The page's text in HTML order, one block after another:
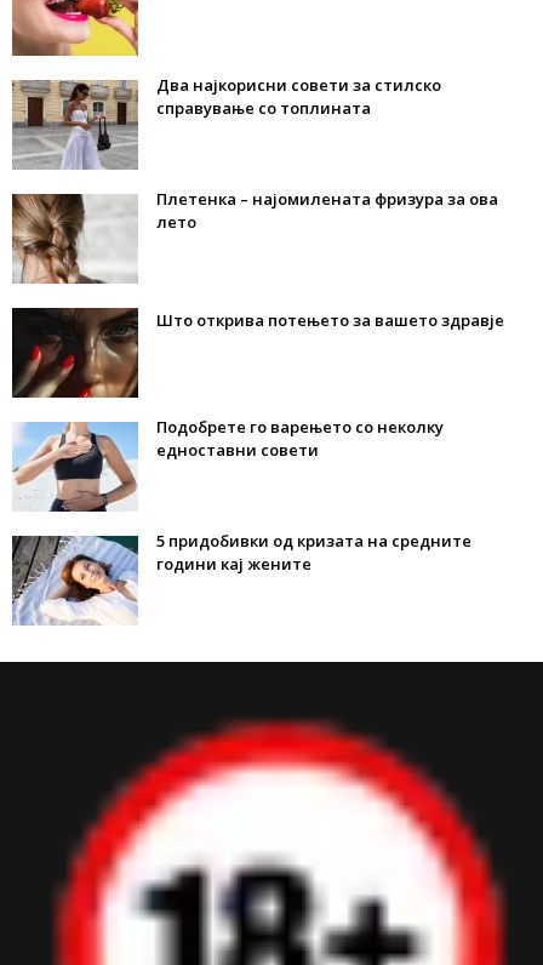
Два најкорисни совети за стилско
справување со топлината
Плетенка – најомилената фризура за ова
лето
Што открива потењето за вашето здравје
Подобрете го варењето со неколку
едноставни совети
5 придобивки од кризата на средните
години кај жените